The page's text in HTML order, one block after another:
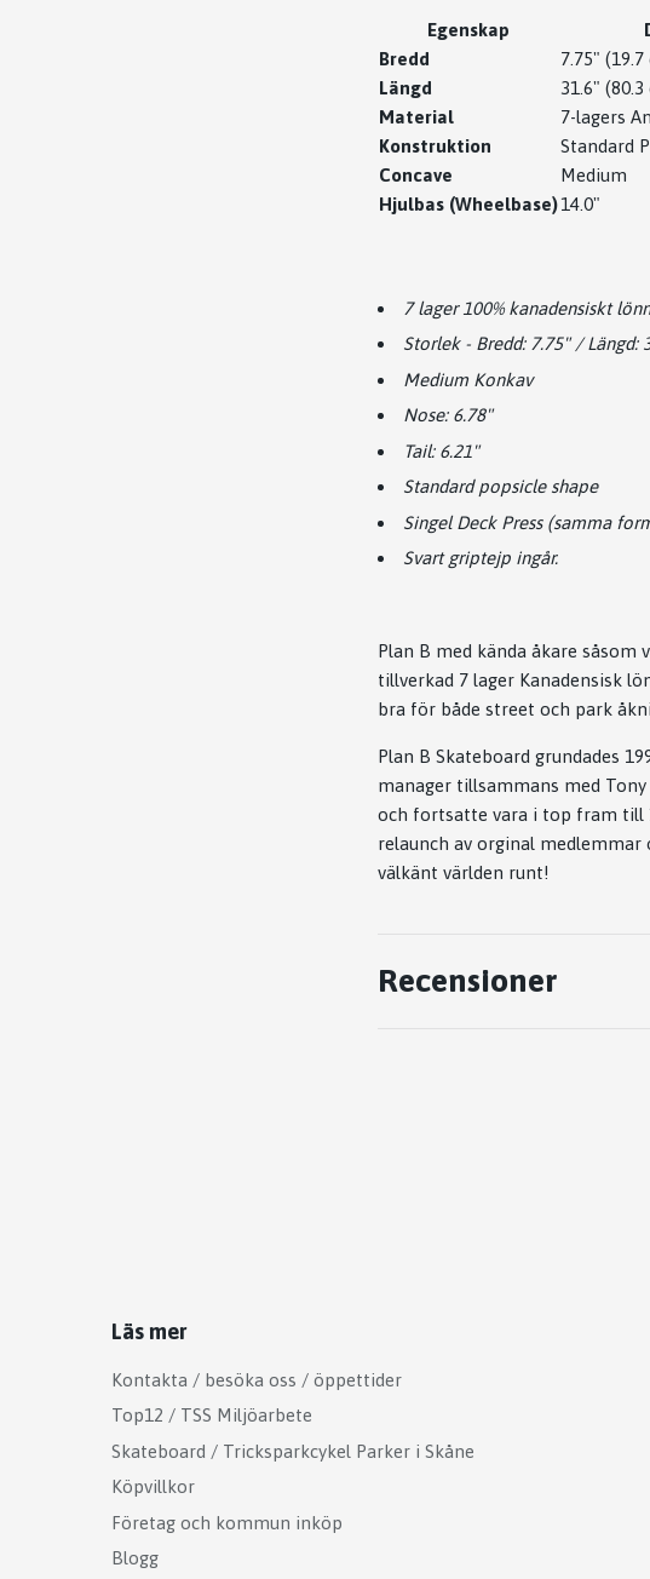
Egenskap
Bredd
7.75" (19.7
Längd
31.6" (80.3
Material
7-lagers
Konstruktion
Standard
Concave
Medium
Hjulbas (Wheelbase)14.0"
7 lager 100% kanadensiskt
Storlek - Bredd: 7.75" / Längd:
Medium Konkav
Nose: 6.78"
Tail: 6.21"
Standard popsicle shape
Singel Deck Press (samma
Svart griptejp ingår.
Plan B med kända åkare såsom
tillverkad 7 lager Kanadensisk
bra för både street och park
Plan B Skateboard grundades
manager tillsammans med
och fortsatte vara i top fram till
relaunch av orginal medlemmar
välkänt världen runt!
Recensioner
Läs mer
Kontakta / besöka oss / öppettider
Top12 / TSS Miljöarbete
Skateboard / Tricksparkcykel Parker i Skåne
Köpvillkor
Företag och kommun inköp
Blogg